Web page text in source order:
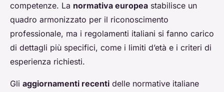
competenze. La normativa europea stabilisce un
quadro armonizzato per il riconoscimento
professionale, ma i regolamenti italiani si fanno carico
di dettagli più specifici, come i limiti d’età e i criteri di
esperienza richiesti.
Gli aggiornamenti recenti delle normative italiane